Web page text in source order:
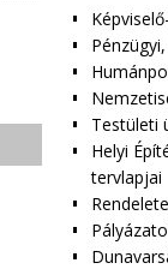
Testületi
Helyi
tervlapjai